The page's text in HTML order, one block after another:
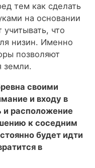
тем как сделать
на основании
что
низин. Именно
позволяют
земли.
своими
и входу в
и расположение
к соседним
будет идти
в